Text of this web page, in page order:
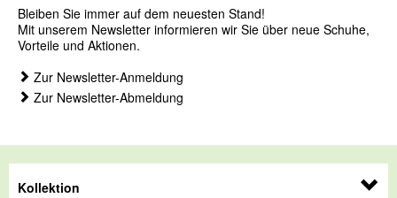
Bleiben Sie immer auf dem neuesten Stand!
Mit unserem Newsletter informieren wir Sie über neue Schuhe,
Vorteile und Aktionen.
Zur Newsletter-Anmeldung
Zur Newsletter-Abmeldung
Kollektion